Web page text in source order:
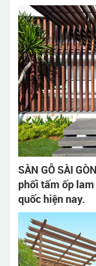
SÀN GỖ SÀI
phối tấm ốp
quốc hiện nay.